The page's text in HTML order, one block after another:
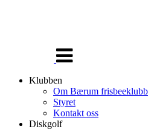
navigasjon
Klubben
Om Bærum frisbeeklubb
Styret
Kontakt oss
Diskgolf